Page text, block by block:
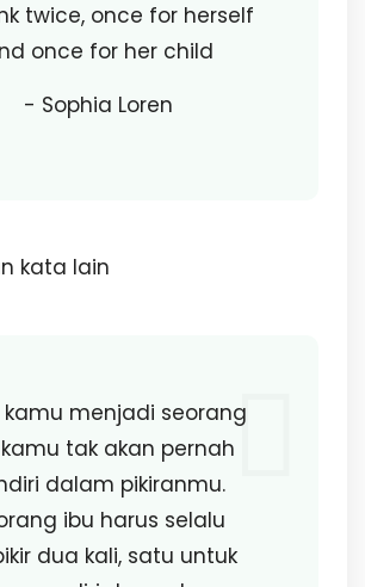
twice, once for herself
once for her child
- Sophia Loren
kata lain
kamu menjadi seorang
tak akan pernah
dalam pikiranmu.
ibu harus selalu
dua kali, satu untuk